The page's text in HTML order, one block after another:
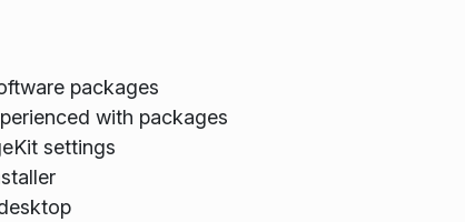
packages
with packages
settings